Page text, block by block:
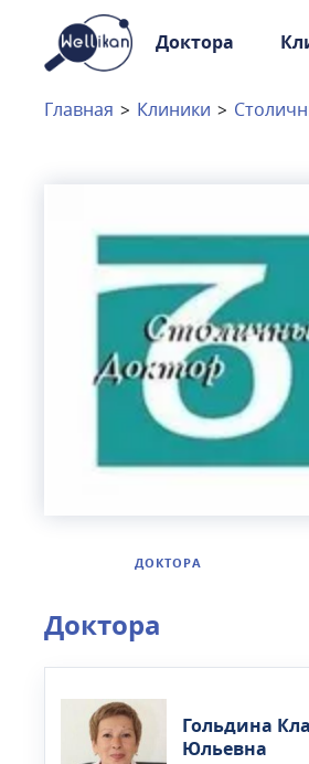
Доктора
Доктора
Клиники
МоскваиМосковская область
Связаться с нами
Главная > Клиники >
ДОКТОРА
Доктора
Гольдина
Юльевна